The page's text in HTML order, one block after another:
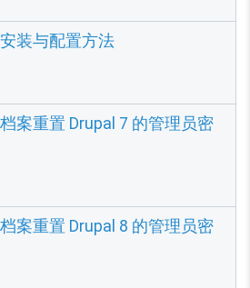
装与配置方法
案重置 Drupal 7 的管理员密
案重置 Drupal 8 的管理员密